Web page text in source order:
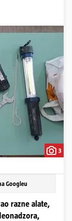
3
Googleu
razne alate,